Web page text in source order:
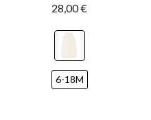
28,00 €
6-18M